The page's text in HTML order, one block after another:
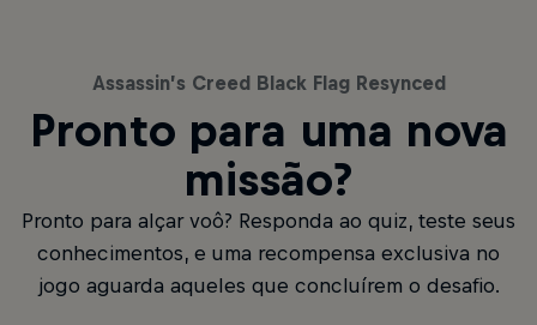
Assassin’s Creed Black Flag Resynced
Pronto para uma nova
missão?
Pronto para alçar voô? Responda ao quiz, teste seus
conhecimentos, e uma recompensa exclusiva no
jogo aguarda aqueles que concluírem o desafio.